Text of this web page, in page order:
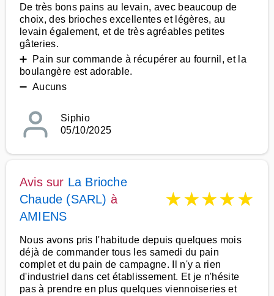
De très bons pains au levain, avec beaucoup de
choix, des brioches excellentes et légères, au
levain également, et de très agréables petites
gâteries.
➕ Pain sur commande à récupérer au fournil, et la
boulangère est adorable.
➖ Aucuns
Siphio
05/10/2025
Avis sur La Brioche
Chaude (SARL) à
AMIENS
★★★★★
Nous avons pris l'habitude depuis quelques mois
déjà de commander tous les samedi du pain
complet et du pain de campagne. Il n'y a rien
d'industriel dans cet établissement. Et je n'hésite
pas à prendre en plus quelques viennoiseries et